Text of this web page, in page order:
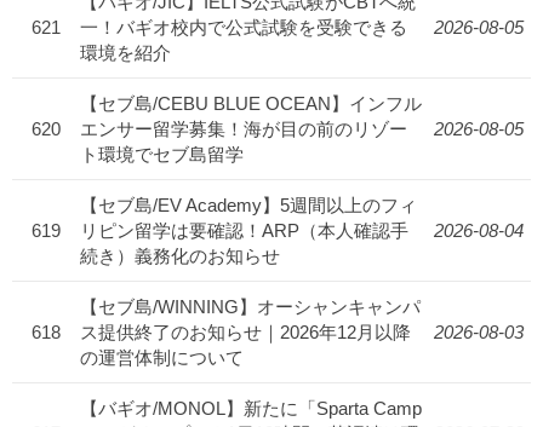
621
一！バギオ校内で公式試験を受験できる
環境を紹介
2026-08-05
620
【セブ島/CEBU BLUE OCEAN】インフル
エンサー留学募集！海が目の前のリゾー
ト環境でセブ島留学
2026-08-05
619
【セブ島/EV Academy】5週間以上のフィ
リピン留学は要確認！ARP（本人確認手
続き）義務化のお知らせ
2026-08-04
618
【セブ島/WINNING】オーシャンキャンパ
ス提供終了のお知らせ｜2026年12月以降
の運営体制について
2026-08-03
【バギオ/MONOL】新たに「Sparta Camp